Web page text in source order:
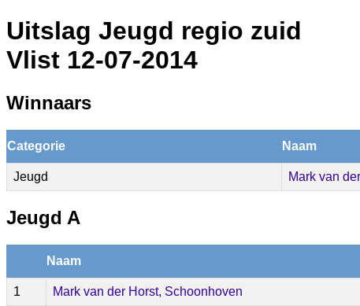
Uitslag Jeugd regio zuid
Vlist 12-07-2014
Winnaars
Categorie Naam
Jeugd Mark van
Jeugd A
Naam
1 Mark van der Horst, Schoonhoven